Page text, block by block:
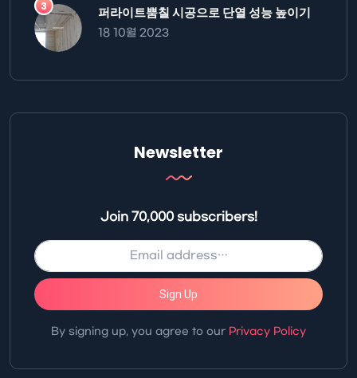
퍼라이트뿜칠 시공으로 단열 성능 높이기
18 10월 2023
Newsletter
Join 70,000 subscribers!
Sign Up
By signing up, you agree to our Privacy Policy